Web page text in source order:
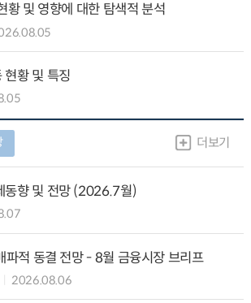
황 및 영향에 대한 탐색적 분석
현황 및 특징
더보기
동향 및 전망 (2026.7월)
파적 동결 전망 - 8월 금융시장 브리프
2026.08.06